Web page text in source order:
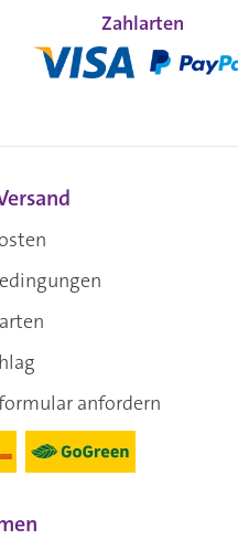
Zahlarten
anfordern